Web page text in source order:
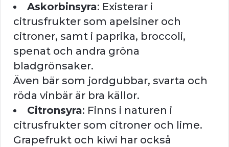
Askorbinsyra: Existerar i
citrusfrukter som apelsiner och
citroner, samt i paprika, broccoli,
spenat och andra gröna
bladgrönsaker.
Även bär som jordgubbar, svarta och
röda vinbär är bra källor.
Citronsyra: Finns i naturen i
citrusfrukter som citroner och lime.
Grapefrukt och kiwi har också